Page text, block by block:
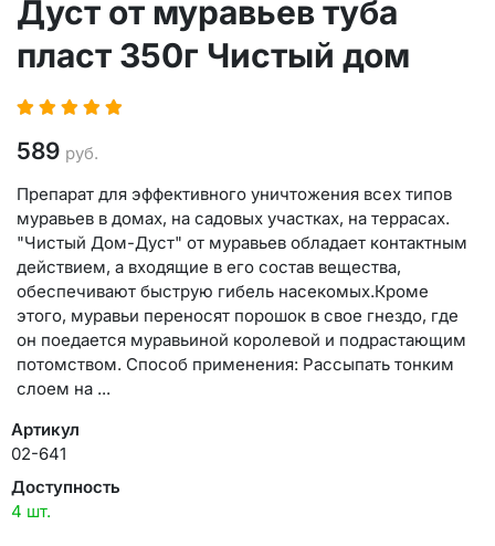
Дуст от муравьев туба
пласт 350г Чистый дом
589 руб.
Препарат для эффективного уничтожения всех типов
муравьев в домах, на садовых участках, на террасах.
"Чистый Дом-Дуст" от муравьев обладает контактным
действием, а входящие в его состав вещества,
обеспечивают быструю гибель насекомых.Кроме
этого, муравьи переносят порошок в свое гнездо, где
он поедается муравьиной королевой и подрастающим
потомством. Способ применения: Рассыпать тонким
слоем на ...
Артикул
02-641
Доступность
4 шт.